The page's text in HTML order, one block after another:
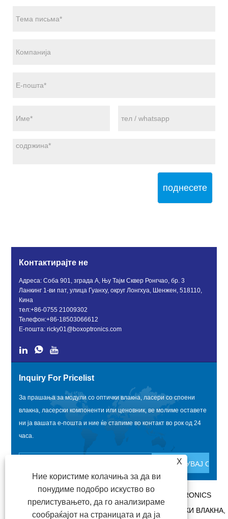
поднесете
Контактирајте не
Адреса: Соба 901, зграда А, Њу Тајм Сквер Ронгчао, бр. 3
Ланкинг 1-ви пат, улица Гуанху, округ Лонгхуа, Шенжен, 518110,
Кина
тел:+86-0755 21009302
Телефон:+86-18503066612
Е-пошта:ricky01@boxoptronics.com
Inquiry For Pricelist
За прашања за модули со оптички влакна, ласери со споени
влакна, ласерски компоненти или ценовник, ве молиме оставете
ни ја вашата е-пошта и ние ќе стапиме во контакт во рок од 24
часа.
АВТОРСКИ ПРАВА @ 2020 SHENZHEN BOX OPTRONICS
TECHNOLOGY CO., LTD. - КИНА МОДУЛИ ЗА ОПТИЧКИ ВЛАКНА,
X
Ние користиме колачиња за да ви
понудиме подобро искуство во
прелистувањето, да го анализираме
сообраќајот на страницата и да ја